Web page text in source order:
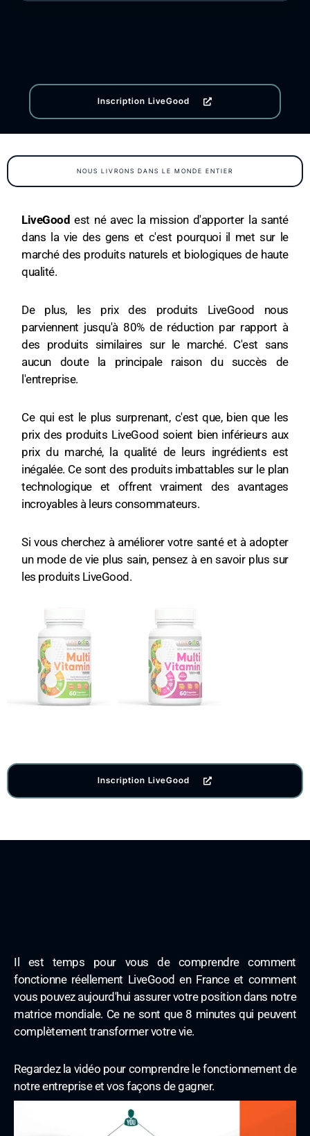
Inscription LiveGood
NOUS LIVRONS DANS LE MONDE ENTIER
LiveGood est né avec la mission d'apporter la santé
dans la vie des gens et c'est pourquoi il met sur le
marché des produits naturels et biologiques de haute
qualité.
De plus, les prix des produits LiveGood nous
parviennent jusqu'à 80% de réduction par rapport à
des produits similaires sur le marché. C'est sans
aucun doute la principale raison du succès de
l'entreprise.
Ce qui est le plus surprenant, c'est que, bien que les
prix des produits LiveGood soient bien inférieurs aux
prix du marché, la qualité de leurs ingrédients est
inégalée. Ce sont des produits imbattables sur le plan
technologique et offrent vraiment des avantages
incroyables à leurs consommateurs.
Si vous cherchez à améliorer votre santé et à adopter
un mode de vie plus sain, pensez à en savoir plus sur
les produits LiveGood.
Inscription LiveGood
Il est temps pour vous de comprendre comment
fonctionne réellement LiveGood en France et comment
vous pouvez aujourd'hui assurer votre position dans notre
matrice mondiale. Ce ne sont que 8 minutes qui peuvent
complètement transformer votre vie.
Regardez la vidéo pour comprendre le fonctionnement de
notre entreprise et vos façons de gagner.